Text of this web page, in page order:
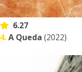
6.27
4.A Queda (2022)